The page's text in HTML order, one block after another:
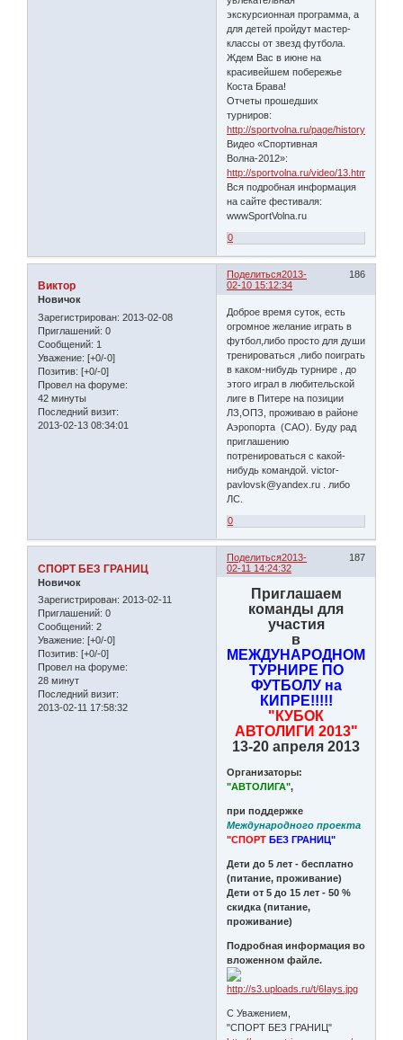
экскурсионная программа, а
для детей пройдут мастер-
классы от звезд футбола.
Ждем Вас в июне на
красивейшем побережье
Коста Брава!
Отчеты прошедших
турниров:
http://sportvolna.ru/page/history.html
Видео «Спортивная
Волна-2012»:
http://sportvolna.ru/video/13.html
Вся подробная информация
на сайте фестиваля:
wwwSportVolna.ru
0
Поделиться 186
2013-
02-10 15:12:34
Виктор
Новичок
Зарегистрирован: 2013-02-08
Приглашений: 0
Сообщений: 1
Уважение: [+0/-0]
Позитив: [+0/-0]
Провел на форуме:
42 минуты
Последний визит:
2013-02-13 08:34:01
Доброе время суток, есть
огромное желание играть в
футбол,либо просто для души
тренироваться ,либо поиграть
в каком-нибудь турнире , до
этого играл в любительской
лиге в Питере на позиции
ЛЗ,ОПЗ, проживаю в районе
Аэропорта (САО). Буду рад
приглашению
потренироваться с какой-
нибудь командой. victor-
pavlovsk@yandex.ru . либо
ЛС.
0
Поделиться 187
2013-
02-11 14:24:32
СПОРТ БЕЗ ГРАНИЦ
Новичок
Зарегистрирован: 2013-02-11
Приглашений: 0
Сообщений: 2
Уважение: [+0/-0]
Позитив: [+0/-0]
Провел на форуме:
28 минут
Последний визит:
2013-02-11 17:58:32
Приглашаем
команды для
участия
в
МЕЖДУНАРОДНОМ
ТУРНИРЕ ПО
ФУТБОЛУ на
КИПРЕ!!!!!
"КУБОК
АВТОЛИГИ 2013"
13-20 апреля 2013
Организаторы:
"АВТОЛИГА",
при поддержке
Международного проекта
"СПОРТ БЕЗ ГРАНИЦ"
Дети до 5 лет - бесплатно
(питание, проживание)
Дети от 5 до 15 лет - 50 %
скидка (питание,
проживание)
Подробная информация во
вложенном файле.
С Уважением,
"СПОРТ БЕЗ ГРАНИЦ"